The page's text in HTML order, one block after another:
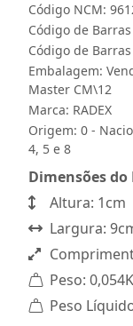
Código NCM:
Código de
Código de
Embalagem:
Master CM\12
Marca: RADEX
Origem: 0 -
4, 5 e 8
Dimensões
Altura: 1cm
Largura:
Peso:
Peso